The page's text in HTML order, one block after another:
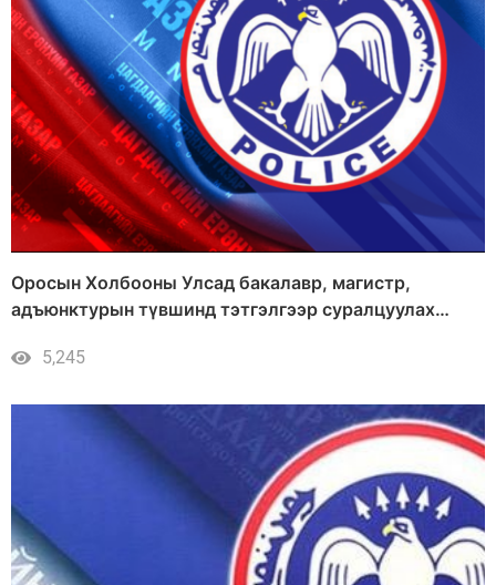
Оросын Холбооны Улсад бакалавр, магистр,
адъюнктурын түвшинд тэтгэлгээр суралцуулах
5,245